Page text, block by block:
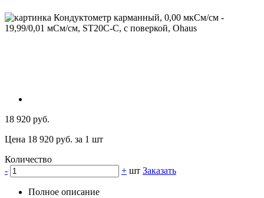
18 920 руб.
Цена 18 920 руб. за 1 шт
Количество
-
+ шт Заказать
Полное описание